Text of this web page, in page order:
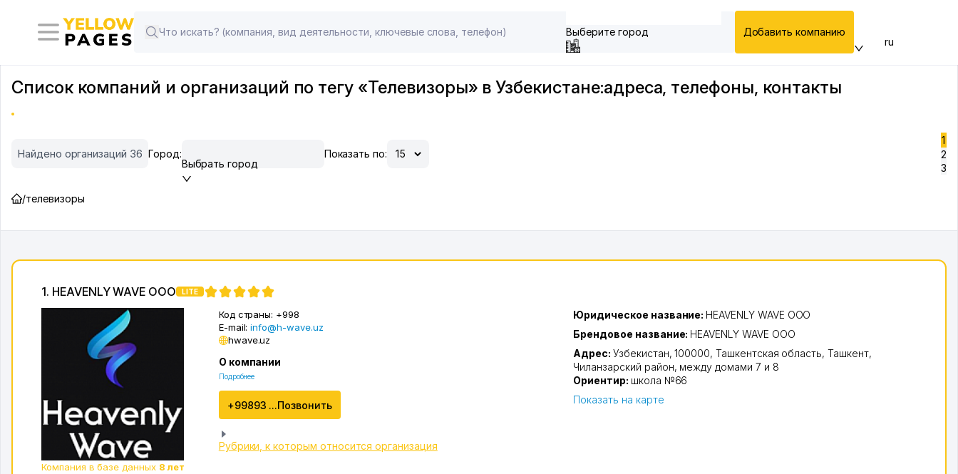
Выберите город Добавить компанию
ru
Список компаний и организаций по тегу «Телевизоры» в Узбекистане:адреса, телефоны, контакты
Найдено организаций 36 Город:
Выбрать город
Показать по:
1
2
3
/телевизоры
1. HEAVENLY WAVE ООО LITE
Компания в базе данных 8 лет
Код страны: +998
E-mail:info@h-wave.uz
hwave.uz
О компании
Подробнее
+99893 ...Позвонить
Рубрики, к которым относится организация
Юридическое название: HEAVENLY WAVE ООО
Брендовое название: HEAVENLY WAVE ООО
Адрес:Узбекистан, 100000,Ташкентская область,Ташкент,
Чиланзарский район, между домами 7 и 8
Ориентир: школа №66
Показать на карте